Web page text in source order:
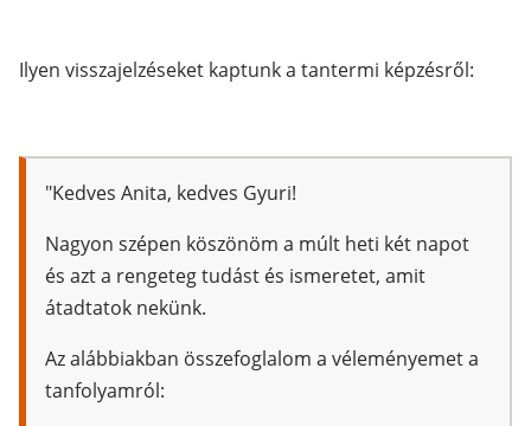
Ilyen visszajelzéseket kaptunk a tantermi képzésről:
"Kedves Anita, kedves Gyuri!
Nagyon szépen köszönöm a múlt heti két napot
és azt a rengeteg tudást és ismeretet, amit
átadtatok nekünk.
Az alábbiakban összefoglalom a véleményemet a
tanfolyamról: